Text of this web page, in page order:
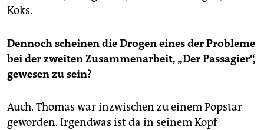
Koks.
Dennoch scheinen die Drogen eines der Probleme
bei der zweiten Zusammenarbeit, „Der Passagier“,
gewesen zu sein?
Auch. Thomas war inzwischen zu einem Popstar
geworden. Irgendwas ist da in seinem Kopf